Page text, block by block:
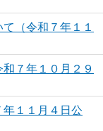
（令和７年１１
７年１０月２９
年１１月４日公